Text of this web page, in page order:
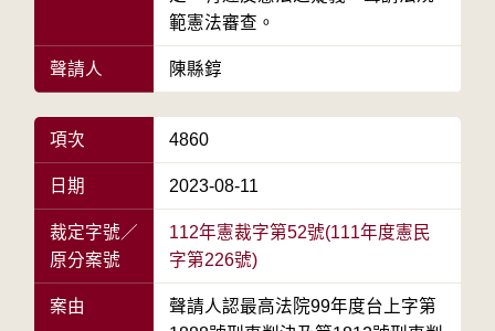
範憲法審查。
聲請人 陳縣錞
項次 4860
日期 2023-08-11
裁定字號／
原分案號
112年憲裁字第52號(111年度憲民
字第226號)
案由
聲請人認最高法院99年度台上字第